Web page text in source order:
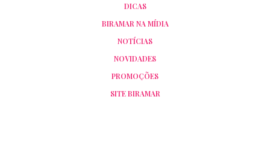
DICAS
BIRAMAR NA MÍDIA
NOTÍCIAS
NOVIDADES
PROMOÇÕES
SITE BIRAMAR